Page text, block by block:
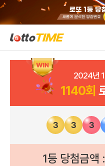
2024년
1140회
3 3 3
1등 당첨금액